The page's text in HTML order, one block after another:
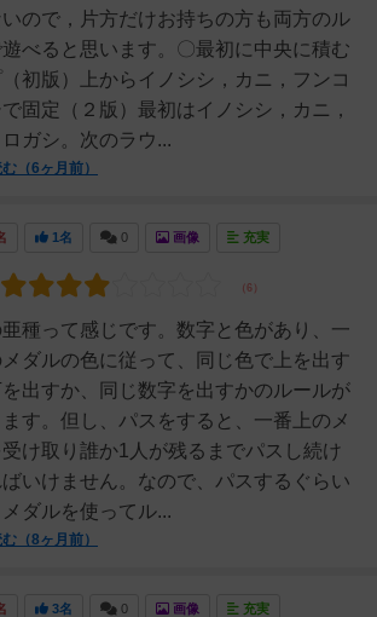
いので，片方だけお持ちの方も両方のル
べると思います。〇最初に中央に積む
初版）上からイノシシ，カニ，フンコ
で固定（２版）最初はイノシシ，カニ，
ガシ。次のラウ...
（6ヶ月前）
1名 0 画像 充実
種って感じです。数字と色があり、一
ダルの色に従って、同じ色で上を出す
出すか、同じ数字を出すかのルールが
す。但し、パスをすると、一番上のメ
け取り誰か1人が残るまでパスし続け
いけません。なので、パスするぐらい
ダルを使ってル...
（8ヶ月前）
3名 0 画像 充実